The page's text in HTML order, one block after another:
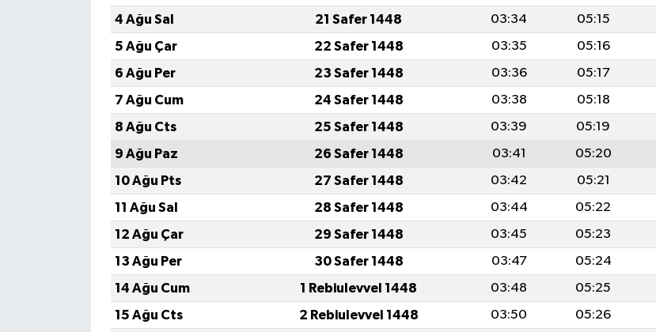
4 Ağu Sal
21 Safer 1448 03:34 05:15
5 Ağu Çar
22 Safer 1448 03:35 05:16
6 Ağu Per
23 Safer 1448 03:36 05:17
7 Ağu Cum
24 Safer 1448 03:38 05:18
8 Ağu Cts
25 Safer 1448 03:39 05:19
9 Ağu Paz
26 Safer 1448 03:41 05:20
10 Ağu Pts
27 Safer 1448 03:42 05:21
11 Ağu Sal
28 Safer 1448 03:44 05:22
12 Ağu Çar
29 Safer 1448 03:45 05:23
13 Ağu Per
30 Safer 1448 03:47 05:24
14 Ağu Cum
1 Rebiulevvel 1448 03:48 05:25
15 Ağu Cts
2 Rebiulevvel 1448 03:50 05:26